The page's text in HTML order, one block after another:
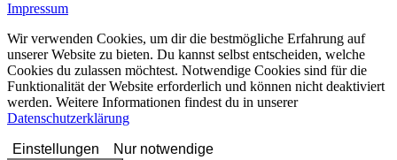
Impressum
Wir verwenden Cookies, um dir die bestmögliche Erfahrung auf
unserer Website zu bieten. Du kannst selbst entscheiden, welche
Cookies du zulassen möchtest. Notwendige Cookies sind für die
Funktionalität der Website erforderlich und können nicht deaktiviert
werden. Weitere Informationen findest du in unserer
Datenschutzerklärung
Einstellungen
Nur notwendige